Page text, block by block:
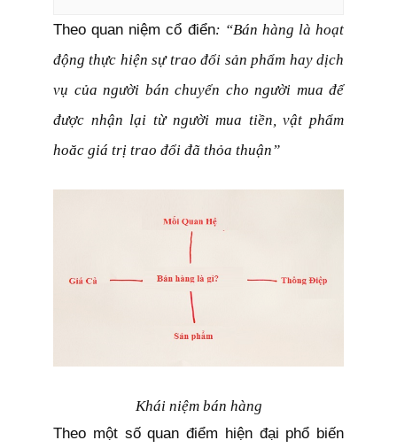
Theo quan niệm cổ điển: “Bán hàng là hoạt
động thực hiện sự trao đổi sản phẩm hay dịch
vụ của người bán chuyển cho người mua để
được nhận lại từ người mua tiền, vật phẩm
hoăc giá trị trao đổi đã thỏa thuận”
Khái niệm bán hàng
Theo một số quan điểm hiện đại phổ biến